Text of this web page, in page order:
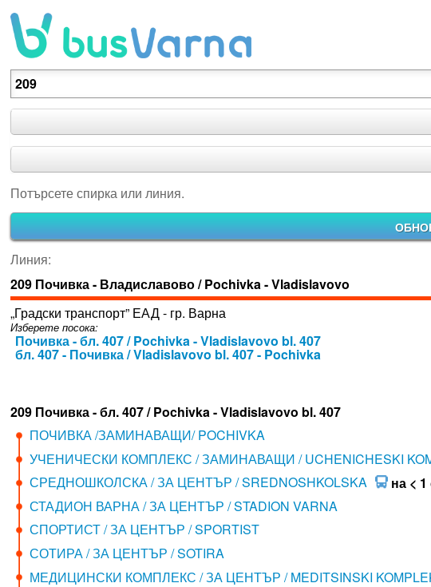
Потърсете спирка или линия.
Потърсете спирка или линия.
Линия:
209 Почивка - Владиславово / Pochivka - Vladislavovo
„Градски транспорт” ЕАД - гр. Варна
Изберете посока:
Почивка - бл. 407 / Pochivka - Vladislavovo bl. 407
бл. 407 - Почивка / Vladislavovo bl. 407 - Pochivka
209 Почивка - бл. 407 / Pochivka - Vladislavovo bl. 407
ПОЧИВКА /ЗАМИНАВАЩИ/ POCHIVKA
УЧЕНИЧЕСКИ КОМПЛЕКС / ЗАМИНАВАЩИ / UCHENICHESKI
СРЕДНОШКОЛСКА / ЗА ЦЕНТЪР / SREDNOSHKOLSKA
на <
СТАДИОН ВАРНА / ЗА ЦЕНТЪР / STADION VARNA
СПОРТИСТ / ЗА ЦЕНТЪР / SPORTIST
СОТИРА / ЗА ЦЕНТЪР / SOTIRA
МЕДИЦИНСКИ КОМПЛЕКС / ЗА ЦЕНТЪР / MEDITSINSKI